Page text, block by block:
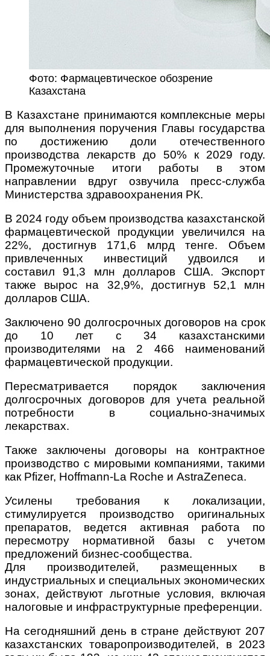
Фото: Фармацевтическое обозрение
Казахстана
В Казахстане принимаются комплексные меры
для выполнения поручения Главы государства
по достижению доли отечественного
производства лекарств до 50% к 2029 году.
Промежуточные итоги работы в этом
направлении вдруг озвучила пресс-служба
Министерства здравоохранения РК.
В 2024 году объем производства казахстанской
фармацевтической продукции увеличился на
22%, достигнув 171,6 млрд тенге. Объем
привлеченных инвестиций удвоился и
составил 91,3 млн долларов США. Экспорт
также вырос на 32,9%, достигнув 52,1 млн
долларов США.
Заключено 90 долгосрочных договоров на срок
до 10 лет с 34 казахстанскими
производителями на 2 466 наименований
фармацевтической продукции.
Пересматривается порядок заключения
долгосрочных договоров для учета реальной
потребности в социально-значимых
лекарствах.
Также заключены договоры на контрактное
производство с мировыми компаниями, такими
как Pfizer, Hoffmann-La Roche и AstraZeneca.
Усилены требования к локализации,
стимулируется производство оригинальных
препаратов, ведется активная работа по
пересмотру нормативной базы с учетом
предложений бизнес-сообщества.
Для производителей, размещенных в
индустриальных и специальных экономических
зонах, действуют льготные условия, включая
налоговые и инфраструктурные преференции.
На сегодняшний день в стране действуют 207
казахстанских товаропроизводителей, в 2023